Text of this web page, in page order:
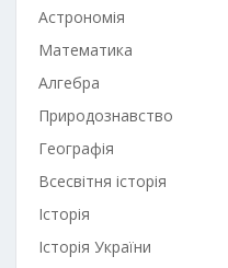
Астрономія
Математика
Алгебра
Природознавство
Географія
Всесвітня історія
Історія
Історія України